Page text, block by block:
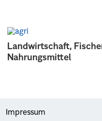
Landwirtschaft,
Nahrungsmittel
Impressum